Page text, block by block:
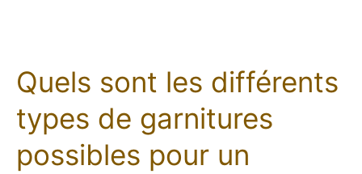
Quels sont les différents
types de garnitures
possibles pour un